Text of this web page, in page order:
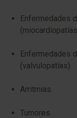
Enfermedades
Enfermedades
(valvulopatías).
Arritmias.
Tumores.